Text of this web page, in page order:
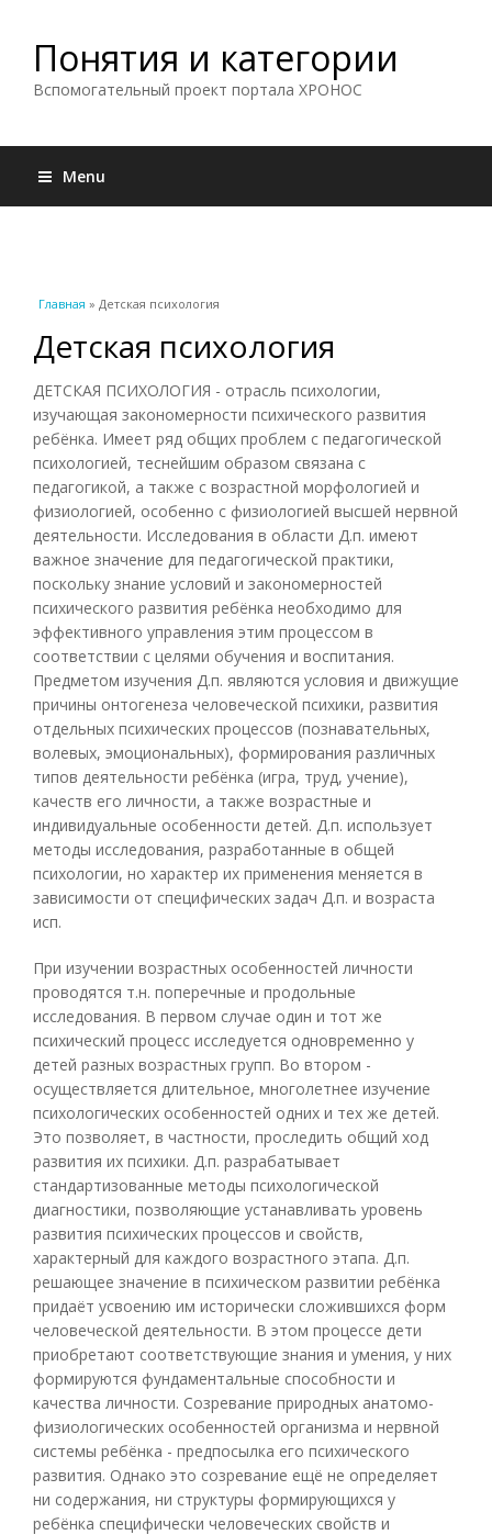
Понятия и категории
Вспомогательный проект портала ХРОНОС
Menu
Вы здесь
Главная » Детская психология
Детская психология
ДЕТСКАЯ ПСИХОЛОГИЯ - отрасль психологии,
изучающая закономерности психического развития
ребёнка. Имеет ряд общих проблем с педагогической
психологией, теснейшим образом связана с
педагогикой, а также с возрастной морфологией и
физиологией, особенно с физиологией высшей нервной
деятельности. Исследования в области Д.п. имеют
важное значение для педагогической практики,
поскольку знание условий и закономерностей
психического развития ребёнка необходимо для
эффективного управления этим процессом в
соответствии с целями обучения и воспитания.
Предметом изучения Д.п. являются условия и движущие
причины онтогенеза человеческой психики, развития
отдельных психических процессов (познавательных,
волевых, эмоциональных), формирования различных
типов деятельности ребёнка (игра, труд, учение),
качеств его личности, а также возрастные и
индивидуальные особенности детей. Д.п. использует
методы исследования, разработанные в общей
психологии, но характер их применения меняется в
зависимости от специфических задач Д.п. и возраста
исп.
При изучении возрастных особенностей личности
проводятся т.н. поперечные и продольные
исследования. В первом случае один и тот же
психический процесс исследуется одновременно у
детей разных возрастных групп. Во втором -
осуществляется длительное, многолетнее изучение
психологических особенностей одних и тех же детей.
Это позволяет, в частности, проследить общий ход
развития их психики. Д.п. разрабатывает
стандартизованные методы психологической
диагностики, позволяющие устанавливать уровень
развития психических процессов и свойств,
характерный для каждого возрастного этапа. Д.п.
решающее значение в психическом развитии ребёнка
придаёт усвоению им исторически сложившихся форм
человеческой деятельности. В этом процессе дети
приобретают соответствующие знания и умения, у них
формируются фундаментальные способности и
качества личности. Созревание природных анатомо-
физиологических особенностей организма и нервной
системы ребёнка - предпосылка его психического
развития. Однако это созревание ещё не определяет
ни содержания, ни структуры формирующихся у
ребёнка специфически человеческих свойств и